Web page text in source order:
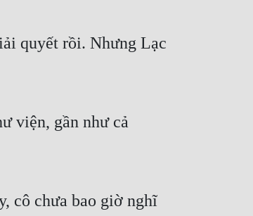
quyết rồi. Nhưng Lạc
viện, gần như cả
cô chưa bao giờ nghĩ